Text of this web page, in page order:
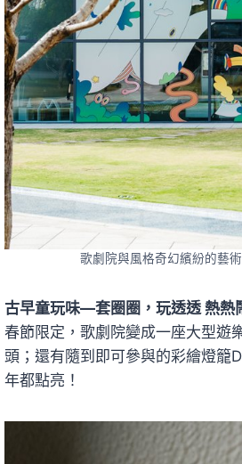
歌劇院與風格奇幻繽紛的藝
古早童玩味—套圈圈，玩透透 熱熱
春節限定，歌劇院變成一座大型遊
頭；還有隨到即可參與的彩繪燈籠
年都點亮！